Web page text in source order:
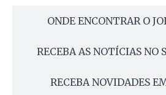
ONDE ENCONTRAR O
RECEBA AS NOTÍCIAS NO
RECEBA NOVIDADES